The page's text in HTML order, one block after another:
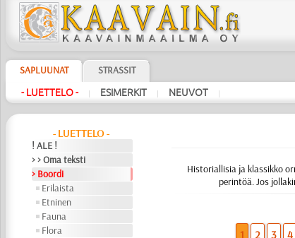
SAPLUUNAT STRASSIT
- LUETTELO - | ESIMERKIT | NEUVOT |
- LUETTELO -
! ALE !
> > Oma teksti
> Boordi
Erilaista
Etninen
Fauna
Flora
Historiallisia ja klassikko
perintöä. Jos
1 2 3 4